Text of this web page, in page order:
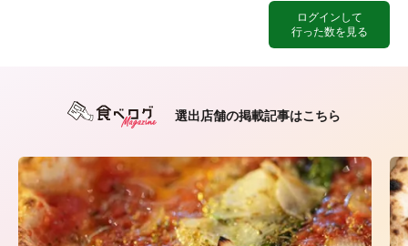
ログインして
行った数を見る
選出店舗の掲載記事はこちら